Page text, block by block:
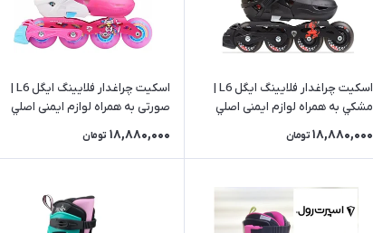
اسکیت چراغدار فلایینگ ایگل L6 |
مشكي به همراه لوازم ایمنی اصلي
18,880,000 تومان
اسکیت چراغدار فلایینگ ایگل L6 |
صورتی به همراه لوازم ایمنی اصلي
18,880,000 تومان